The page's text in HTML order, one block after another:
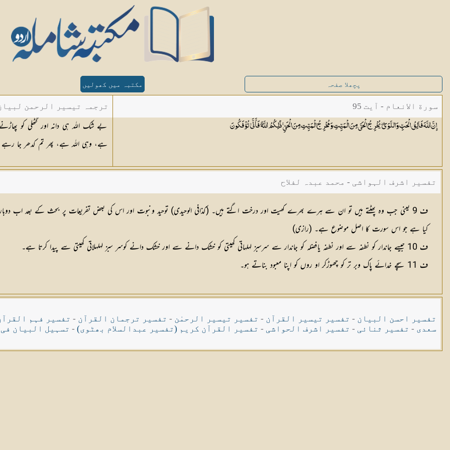
پچھلا صفحہ مکتبہ میں کھولیں
سورة الانعام - آیت 95
إِنَّ اللَّهَ فَالِقُ الْحَبِّ وَالنَّوَىٰ ۖ يُخْرِجُ الْحَيَّ مِنَ الْمَيِّتِ وَمُخْرِجُ الْمَيِّتِ مِنَ الْحَيِّ ۚ ذَٰلِكُمُ اللَّهُ ۖ فَأَنَّىٰتُؤْفَكُونَ
ترجمہ تیسیر الرحمن
ہے، وہی اللہ ہے، پھر تم کدھر جا
تفسیر اشرف الہواشی - محمد عبدہ لفلاح
ف 9 یعنی جب وہ پھٹتے ہیں تو ان سے ہرے بھرے کھیت اور درخت اگتے ہیں۔ (کذافی الوحیدی) توحید ونبوت اور اس کی بعض تفریعات پر بحث کے بعد اب
کیا ہے جو اس سورت کا اصل موضوع ہے۔ (رازی)
ف 10 جیسے جاندار کو نطفہ سے اور نطفہ یافضلہ کو جاندار سے سرسبز لہلہاتی کھیتی کو خشک دانے سے اور خشک دانے کوسر سبز لہلہلاتی کھیتی سے پیدا کرتا ہے۔
ف 11 سچے خدائے پاک وبر تر کو چھوڑکر او روں کو اپنا معبود بناتے ہو۔
تفسیر احسن البیان - تفسیر تیسیر القرآن - تفسیر تیسیر الرحمٰن - تفسیر ترجمان القرآن - تفسیر فہم
سعدی - تفسیر ثنائی - تفسیر اشرف الحواشی - تفسیر القرآن کریم (تفسیر عبدالسلام بھٹوی) - تسہیل البیان